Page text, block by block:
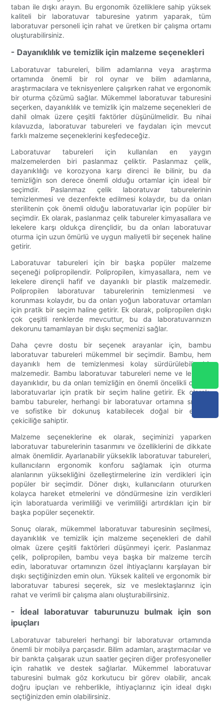
taban ile dışkı arayın. Bu ergonomik özelliklere sahip yüksek
kaliteli bir laboratuvar taburesine yatırım yaparak, tüm
laboratuvar personeli için rahat ve üretken bir çalışma ortamı
oluşturabilirsiniz.
- Dayanıklılık ve temizlik için malzeme seçenekleri
Laboratuvar tabureleri, bilim adamlarına veya araştırma
ortamında önemli bir rol oynar ve bilim adamlarına,
araştırmacılara ve teknisyenlere çalışırken rahat ve ergonomik
bir oturma çözümü sağlar. Mükemmel laboratuvar taburesini
seçerken, dayanıklılık ve temizlik için malzeme seçenekleri de
dahil olmak üzere çeşitli faktörler düşünülmelidir. Bu nihai
kılavuzda, laboratuvar tabureleri ve faydaları için mevcut
farklı malzeme seçeneklerini keşfedeceğiz.
Laboratuvar tabureleri için kullanılan en yaygın
malzemelerden biri paslanmaz çeliktir. Paslanmaz çelik,
dayanıklılığı ve korozyona karşı direnci ile bilinir, bu da
temizliğin son derece önemli olduğu ortamlar için ideal bir
seçimdir. Paslanmaz çelik laboratuvar taburelerinin
temizlenmesi ve dezenfekte edilmesi kolaydır, bu da onları
sterilitenin çok önemli olduğu laboratuvarlar için popüler bir
seçimdir. Ek olarak, paslanmaz çelik tabureler kimyasallara ve
lekelere karşı oldukça dirençlidir, bu da onları laboratuvar
oturma için uzun ömürlü ve uygun maliyetli bir seçenek haline
getirir.
Laboratuvar tabureleri için bir başka popüler malzeme
seçeneği polipropilendir. Polipropilen, kimyasallara, nem ve
lekelere dirençli hafif ve dayanıklı bir plastik malzemedir.
Polipropilen laboratuvar taburelerinin temizlenmesi ve
korunması kolaydır, bu da onları yoğun laboratuvar ortamları
için pratik bir seçim haline getirir. Ek olarak, polipropilen dışkı
çok çeşitli renklerde mevcuttur, bu da laboratuvarınızın
dekorunu tamamlayan bir dışkı seçmenizi sağlar.
Daha çevre dostu bir seçenek arayanlar için, bambu
laboratuvar tabureleri mükemmel bir seçimdir. Bambu, hem
dayanıklı hem de temizlenmesi kolay sürdürülebilir bir
malzemedir. Bambu laboratuvar tabureleri neme ve lekelere
dayanıklıdır, bu da onları temizliğin en önemli öncelikli olduğu
laboratuvarlar için pratik bir seçim haline getirir. Ek olarak,
bambu tabureler, herhangi bir laboratuvar ortamına sıcaklık
ve sofistike bir dokunuş katabilecek doğal bir estetik
çekiciliğe sahiptir.
Malzeme seçeneklerine ek olarak, seçiminizi yaparken
laboratuvar taburelerinin tasarımını ve özelliklerini de dikkate
almak önemlidir. Ayarlanabilir yükseklik laboratuvar tabureleri,
kullanıcıların ergonomik konforu sağlamak için oturma
alanlarının yüksekliğini özelleştirmelerine izin verdikleri için
popüler bir seçimdir. Döner dışkı, kullanıcıların otururken
kolayca hareket etmelerini ve döndürmesine izin verdikleri
için laboratuarda verimliliği ve verimliliği artırdıkları için bir
başka popüler seçenektir.
Sonuç olarak, mükemmel laboratuvar taburesinin seçilmesi,
dayanıklılık ve temizlik için malzeme seçenekleri de dahil
olmak üzere çeşitli faktörleri düşünmeyi içerir. Paslanmaz
çelik, polipropilen, bambu veya başka bir malzeme tercih
edin, laboratuvar ortamınızın özel ihtiyaçlarını karşılayan bir
dışkı seçtiğinizden emin olun. Yüksek kaliteli ve ergonomik bir
laboratuvar taburesi seçerek, siz ve meslektaşlarınız için
rahat ve verimli bir çalışma alanı oluşturabilirsiniz.
- İdeal laboratuvar taburunuzu bulmak için son
ipuçları
Laboratuvar tabureleri herhangi bir laboratuvar ortamında
önemli bir mobilya parçasıdır. Bilim adamları, araştırmacılar ve
bir bankta çalışarak uzun saatler geçiren diğer profesyoneller
için rahatlık ve destek sağlarlar. Mükemmel laboratuvar
taburesini bulmak göz korkutucu bir görev olabilir, ancak
doğru ipuçları ve rehberlikle, ihtiyaçlarınız için ideal dışkı
seçtiğinizden emin olabilirsiniz.